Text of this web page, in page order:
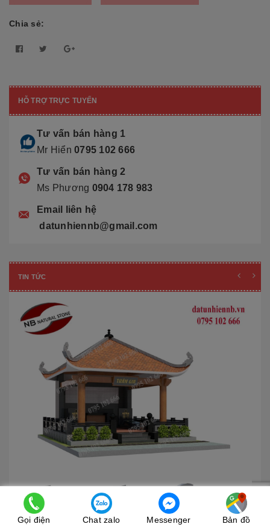
Chia sẻ:
HỖ TRỢ TRỰC TUYẾN
Tư vấn bán hàng 1
Mr Hiển 0795 102 666
Tư vấn bán hàng 2
Ms Phương 0904 178 983
Email liên hệ
datunhiennb@gmail.com
TIN TỨC
Gọi điện Chat zalo Messenger Bản đồ